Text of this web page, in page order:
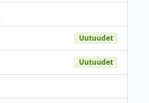
Uutuudet
Uutuudet